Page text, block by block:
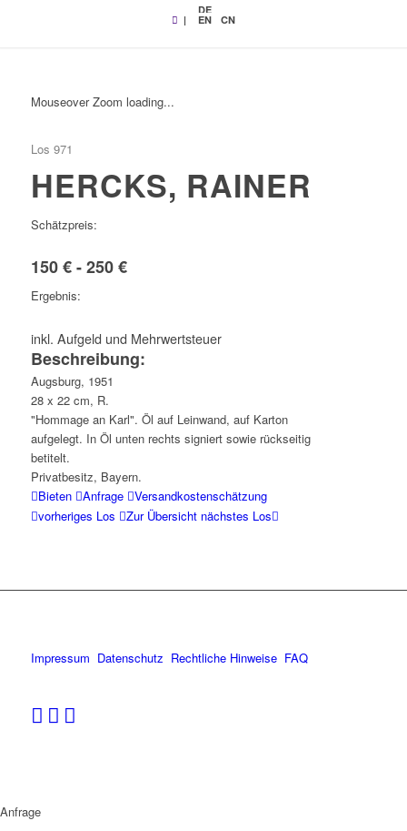
|
DE
EN CN
Mouseover Zoom loading...
Los 971
HERCKS, RAINER
Schätzpreis:
150 € - 250 €
Ergebnis:
inkl. Aufgeld und Mehrwertsteuer
Beschreibung:
Augsburg, 1951
28 x 22 cm, R.
"Hommage an Karl". Öl auf Leinwand, auf Karton
aufgelegt. In Öl unten rechts signiert sowie rückseitig
betitelt.
Privatbesitz, Bayern.
Bieten
Anfrage
Versandkostenschätzung
vorheriges Los
Zur Übersicht nächstes Los
Impressum Datenschutz Rechtliche Hinweise FAQ
Anfrage